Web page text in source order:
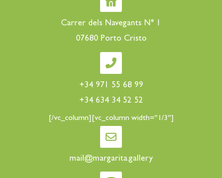
Carrer dels Navegants N° 1
07680 Porto Cristo
+34 971 55 68 99
+34 634 34 52 52
[/vc_column][vc_column width="1/3"]
mail@margarita.gallery